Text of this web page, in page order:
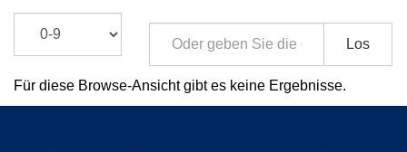
Los
Für diese Browse-Ansicht gibt es keine Ergebnisse.